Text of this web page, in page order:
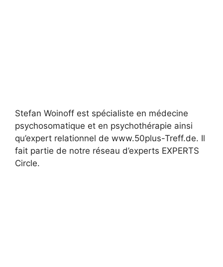
Stefan Woinoff est spécialiste en médecine
psychosomatique et en psychothérapie ainsi
qu’expert relationnel de www.50plus-Treff.de. Il
fait partie de notre réseau d’experts EXPERTS
Circle.